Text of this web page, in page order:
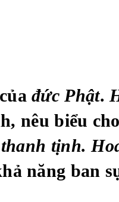
đức Phật.
nêu biểu
tịnh.
năng ban